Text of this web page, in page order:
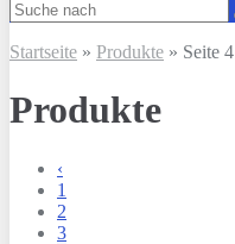
Startseite » Produkte » Seite 4
Produkte
‹
1
2
3